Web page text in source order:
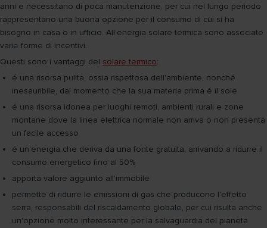
anni e necessitano di poca manutenzione, per cui nel lungo periodo
rappresentano una buona opzione per il consumo di cui si ha
bisogno in casa o in ufficio. All'energia solare termica sono associate
varie forme di incentivi.
Questi sono i vantaggi del solare termico:
é una risorsa pulita, ossia rispettosa dell'ambiente, nonché
inesauribile, dal momento che la sua materia prima é il sole
é una risorsa idonea per luoghi remoti, ambienti rurali e zone
montane dove la linea elettrica normale non arriva o non presenta
un facile accesso
é un'energia che deriva da una fonte gratuita, arrivando a ridurre il
consumo energetico fino al 50%
apporta valore aggiunto all'immobile
permette di ridurre le emissioni di gas che producono l'effetto
serra, responsabili del riscaldamento globale, per cui risulta anche
un'opzione molto interessante per la salvaguardia del pianeta